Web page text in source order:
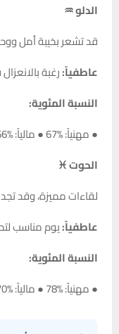
الدلو ♒
قد تشعر بخيبة أمل
عاطفياً:رغبة
النسبة المئوية:
● مهنياً: %67 ● مالياً: %66 ● عاطفياً: %62 ● صحياً: %59
الحوت ♓
لقاءات مميزة، وقد
عاطفياً:يوم مناسب
النسبة المئوية:
● مهنياً: %78 ● مالياً: %70 ● عاطفياً: %76 ● صحياً: %73